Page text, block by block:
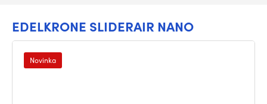
EDELKRONE SLIDERAIR NANO
Novinka